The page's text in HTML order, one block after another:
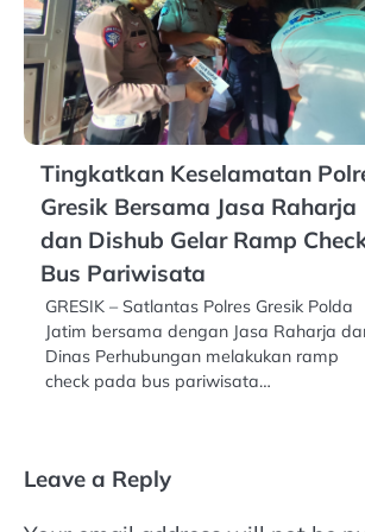
Tingkatkan Keselamatan
Gresik Bersama Jasa Raharja
dan Dishub Gelar Ramp
Bus Pariwisata
GRESIK – Satlantas Polres Gresik Polda
Jatim bersama dengan Jasa Raharja
Dinas Perhubungan melakukan ramp
check pada bus pariwisata…
Leave a Reply